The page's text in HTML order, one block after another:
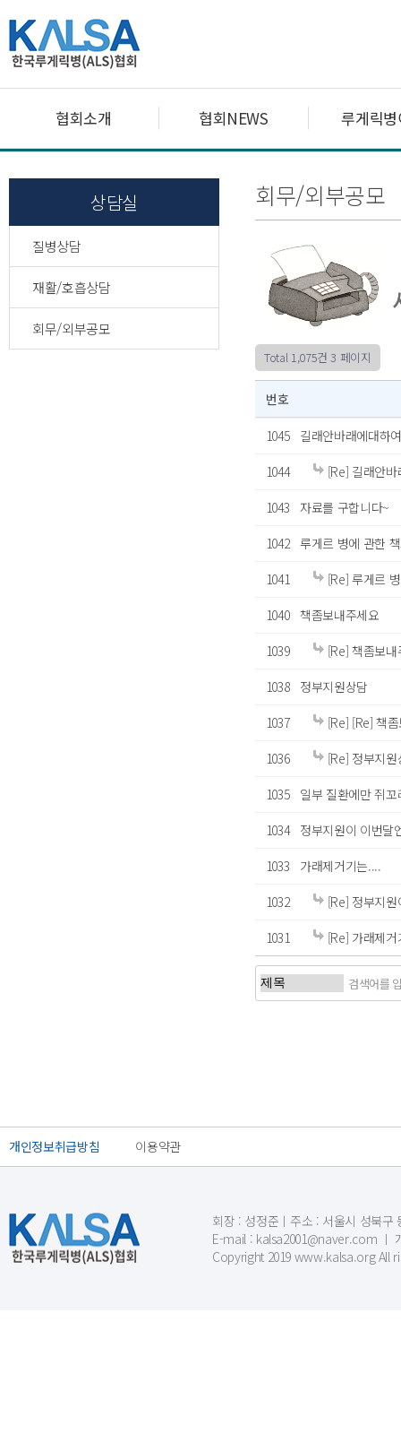
협회소개 협회NEWS 루게릭
상담실
질병상담
재활/호흡상담
회무/외부공모
회무/외부공모
Total 1,075건 3 페이지
번호
1045
길래안바래에대하
1044
[Re] 길래안
1043 자료를 구합니다~
1042 루게르 병에 관한
1041
[Re] 루게르
1040 책좀보내주세요
1039
[Re] 책좀보내
1038
정부지원상담
1037
[Re] [Re] 책
1036
[Re] 정부지원
1035
일부 질환에만 쥐꼬
1034
정부지원이 이번달
1033
가래제거기는....
1032
[Re] 정부지
1031
[Re] 가래제
개인정보취급방침 이용약관
회장 : 성정준ㅣ주소 : 서울시 성북구
E-mail : kalsa2001@naver.com ㅣ
Copyright 2019 www.kalsa.org All